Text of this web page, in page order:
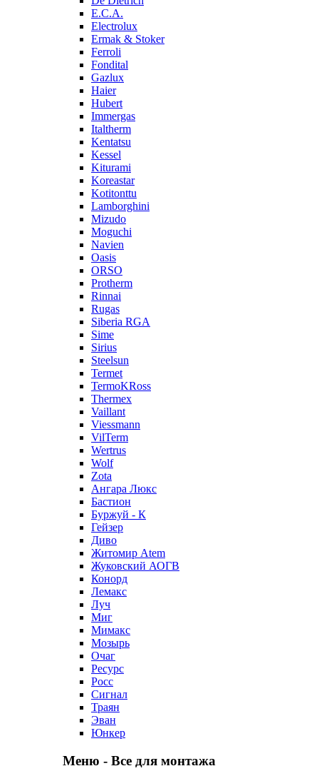
E.C.A.
Electrolux
Ermak & Stoker
Ferroli
Fondital
Gazlux
Haier
Hubert
Immergas
Italtherm
Kentatsu
Kessel
Kiturami
Koreastar
Kotitonttu
Lamborghini
Mizudo
Moguchi
Navien
Oasis
ORSO
Protherm
Rinnai
Rugas
Siberia RGA
Sime
Sirius
Steelsun
Termet
TermoKRoss
Thermex
Vaillant
Viessmann
VilTerm
Wertrus
Wolf
Zota
Ангара Люкс
Бастион
Буржуй - К
Гейзер
Диво
Житомир Аtem
Жуковский АОГВ
Конорд
Лемакс
Луч
Миг
Мимакс
Мозырь
Очаг
Ресурс
Росс
Сигнал
Траян
Эван
Юнкер
Меню - Все для монтажа